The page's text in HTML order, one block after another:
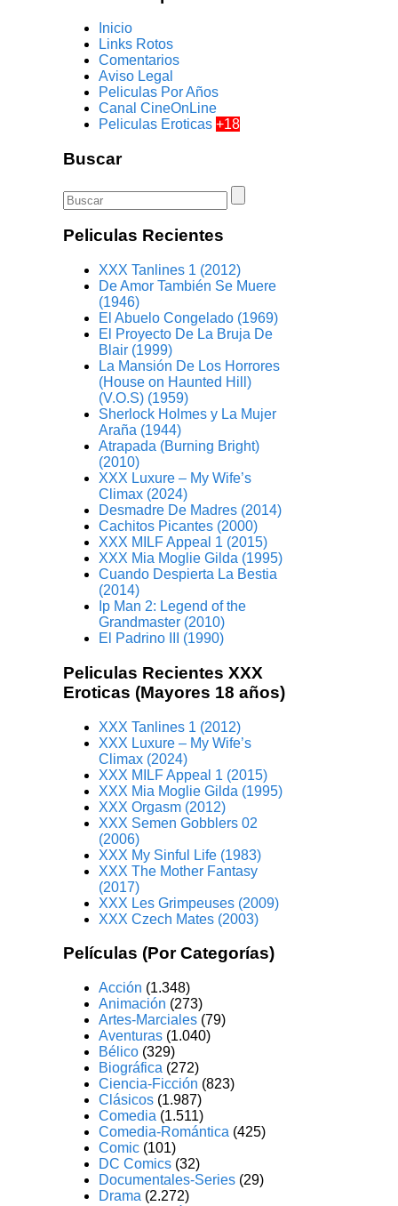
Inicio
Links Rotos
Comentarios
Aviso Legal
Peliculas Por Años
Canal CineOnLine
Peliculas Eroticas+18
Buscar
Peliculas Recientes
XXX Tanlines 1 (2012)
De Amor También Se Muere
(1946)
El Abuelo Congelado (1969)
El Proyecto De La Bruja De
Blair (1999)
La Mansión De Los Horrores
(House on Haunted Hill)
(V.O.S) (1959)
Sherlock Holmes y La Mujer
Araña (1944)
Atrapada (Burning Bright)
(2010)
XXX Luxure – My Wife’s
Climax (2024)
Desmadre De Madres (2014)
Cachitos Picantes (2000)
XXX MILF Appeal 1 (2015)
XXX Mia Moglie Gilda (1995)
Cuando Despierta La Bestia
(2014)
Ip Man 2: Legend of the
Grandmaster (2010)
El Padrino III (1990)
Peliculas Recientes XXX
Eroticas (Mayores 18 años)
XXX Tanlines 1 (2012)
XXX Luxure – My Wife’s
Climax (2024)
XXX MILF Appeal 1 (2015)
XXX Mia Moglie Gilda (1995)
XXX Orgasm (2012)
XXX Semen Gobblers 02
(2006)
XXX My Sinful Life (1983)
XXX The Mother Fantasy
(2017)
XXX Les Grimpeuses (2009)
XXX Czech Mates (2003)
Películas (Por Categorías)
Acción (1.348)
Animación (273)
Artes-Marciales (79)
Aventuras (1.040)
Bélico (329)
Biográfica (272)
Ciencia-Ficción (823)
Clásicos (1.987)
Comedia (1.511)
Comedia-Romántica (425)
Comic (101)
DC Comics (32)
Documentales-Series (29)
Drama (2.272)